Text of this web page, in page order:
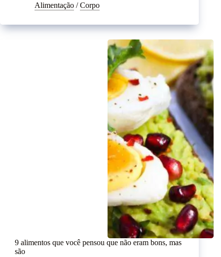
Alimentação /Corpo
9 alimentos que você pensou que não eram bons, mas
são